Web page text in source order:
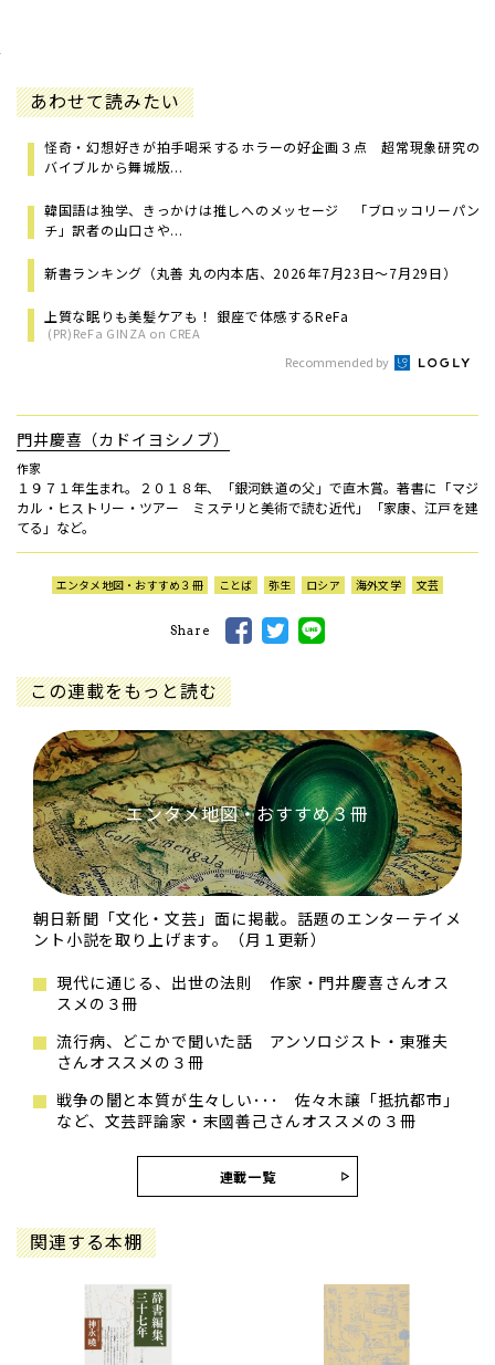
あわせて読みたい
怪奇・幻想好きが拍手喝采するホラーの好企画３点 超常現象研究の
バイブルから舞城版...
韓国語は独学、きっかけは推しへのメッセージ 「ブロッコリーパン
チ」訳者の山口さや...
新書ランキング（丸善 丸の内本店、2026年7月23日～7月29日）
上質な眠りも美髪ケアも！ 銀座で体感するReFa
(PR)ReFa GINZA on CREA
Recommended by
門井慶喜（カドイヨシノブ）
作家
１９７１年生まれ。２０１８年、「銀河鉄道の父」で直木賞。著書に「マジ
カル・ヒストリー・ツアー ミステリと美術で読む近代」「家康、江戸を建
てる」など。
エンタメ地図・おすすめ３冊 ことば 弥生 ロシア 海外文学 文芸
Share
この連載をもっと読む
エンタメ地図・おすすめ３冊
朝日新聞「文化・文芸」面に掲載。話題のエンターテイメ
ント小説を取り上げます。（月１更新）
現代に通じる、出世の法則 作家・門井慶喜さんオス
スメの３冊
流行病、どこかで聞いた話 アンソロジスト・東雅夫
さんオススメの３冊
戦争の闇と本質が生々しい･･･ 佐々木譲「抵抗都市」
など、文芸評論家・末國善己さんオススメの３冊
連載一覧
関連する本棚